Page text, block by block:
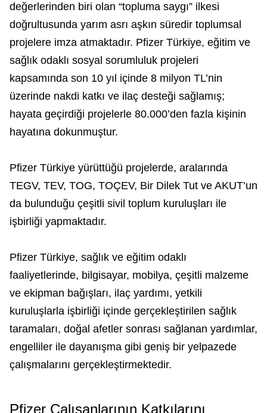
değerlerinden biri olan “topluma saygı” ilkesi
doğrultusunda yarım asrı aşkın süredir toplumsal
projelere imza atmaktadır. Pfizer Türkiye, eğitim ve
sağlık odaklı sosyal sorumluluk projeleri
kapsamında son 10 yıl içinde 8 milyon TL’nin
üzerinde nakdi katkı ve ilaç desteği sağlamış;
hayata geçirdiği projelerle 80.000’den fazla kişinin
hayatına dokunmuştur.
Pfizer Türkiye yürüttüğü projelerde, aralarında
TEGV, TEV, TOG, TOÇEV, Bir Dilek Tut ve AKUT’un
da bulunduğu çeşitli sivil toplum kuruluşları ile
işbirliği yapmaktadır.
Pfizer Türkiye, sağlık ve eğitim odaklı
faaliyetlerinde, bilgisayar, mobilya, çeşitli malzeme
ve ekipman bağışları, ilaç yardımı, yetkili
kuruluşlarla işbirliği içinde gerçekleştirilen sağlık
taramaları, doğal afetler sonrası sağlanan yardımlar,
engelliler ile dayanışma gibi geniş bir yelpazede
çalışmalarını gerçekleştirmektedir.
Pfizer Çalışanlarının Katkılarını